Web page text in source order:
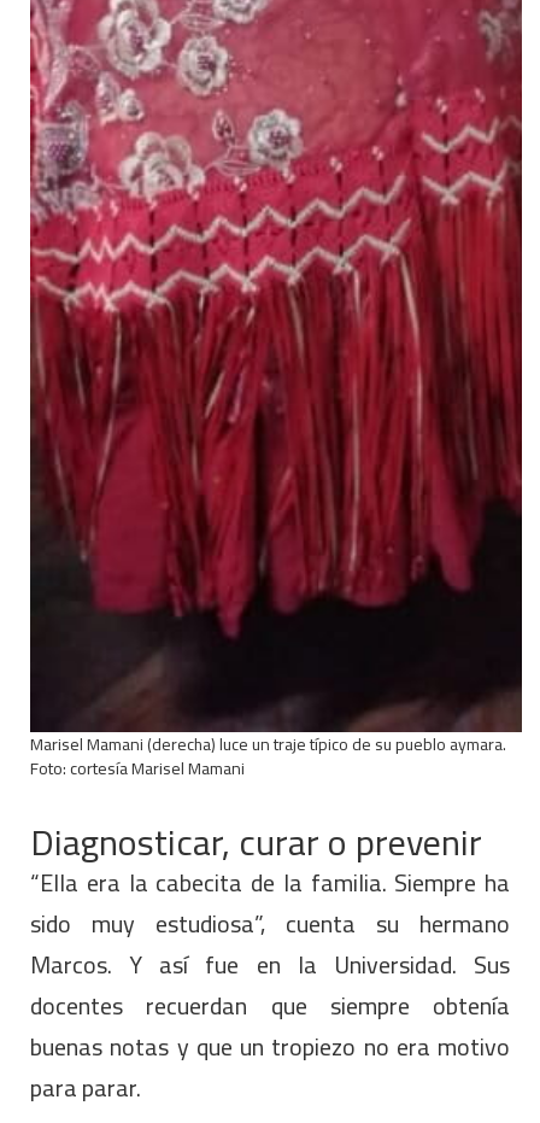
Marisel Mamani (derecha) luce un traje típico de su pueblo aymara.
Foto: cortesía Marisel Mamani
Diagnosticar, curar o prevenir
“Ella era la cabecita de la familia. Siempre ha
sido muy estudiosa”, cuenta su hermano
Marcos. Y así fue en la Universidad. Sus
docentes recuerdan que siempre obtenía
buenas notas y que un tropiezo no era motivo
para parar.